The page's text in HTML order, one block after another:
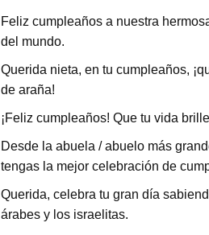
Feliz cumpleaños a nuestra
del mundo.
Querida nieta, en tu cumpleaños,
de araña!
¡Feliz cumpleaños! Que tu vida
Desde la abuela / abuelo más
tengas la mejor celebración de
Querida, celebra tu gran día
árabes y los israelitas.